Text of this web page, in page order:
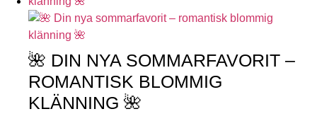
🌺 DIN NYA SOMMARFAVORIT –
ROMANTISK BLOMMIG
KLÄNNING 🌺